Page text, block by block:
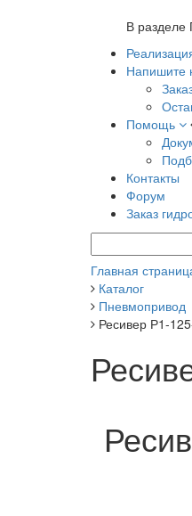
В разделе
Напишите
Помощь
Контакты
Форум
Заказ
Главная
Каталог
Пневмопривод
Ресивер Р1-